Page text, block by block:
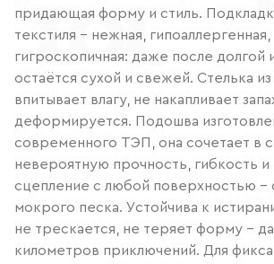
придающая форму и стиль.
текстиля – нежная, гипоаллергенная,
гигроскопичная: даже после долгой
остаётся сухой и свежей. Стелька
впитывает влагу, не накапливает
деформируется. Подошва
современного ТЭП, она сочетает в
невероятную прочность, гибкость
сцепление с любой поверхностью –
мокрого песка. Устойчива к
не трескается, не теряет форму –
километров приключений. Для